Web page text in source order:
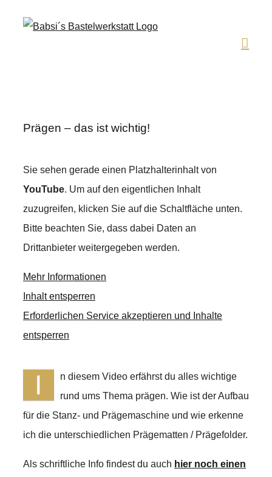
Prägen – das ist wichtig!
Sie sehen gerade einen Platzhalterinhalt von
YouTube. Um auf den eigentlichen Inhalt
zuzugreifen, klicken Sie auf die Schaltfläche unten.
Bitte beachten Sie, dass dabei Daten an
Drittanbieter weitergegeben werden.
Mehr Informationen
Inhalt entsperren
Erforderlichen Service akzeptieren und Inhalte
entsperren
I
n diesem Video erfährst du alles wichtige
rund ums Thema prägen. Wie ist der Aufbau
für die Stanz- und Prägemaschine und wie erkenne
ich die unterschiedlichen Prägematten / Prägefolder.
Als schriftliche Info findest du auch hier noch einen